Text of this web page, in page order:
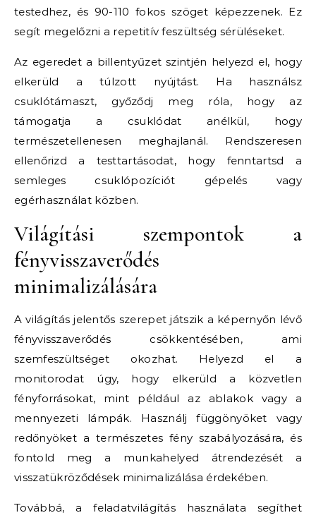
testedhez, és 90-110 fokos szöget képezzenek. Ez
segít megelőzni a repetitív feszültség sérüléseket.
Az egeredet a billentyűzet szintjén helyezd el, hogy
elkerüld a túlzott nyújtást. Ha használsz
csuklótámaszt, győződj meg róla, hogy az
támogatja a csuklódat anélkül, hogy
természetellenesen meghajlanál. Rendszeresen
ellenőrizd a testtartásodat, hogy fenntartsd a
semleges csuklópozíciót gépelés vagy
egérhasználat közben.
Világítási szempontok a
fényvisszaverődés
minimalizálására
A világítás jelentős szerepet játszik a képernyőn lévő
fényvisszaverődés csökkentésében, ami
szemfeszültséget okozhat. Helyezd el a
monitorodat úgy, hogy elkerüld a közvetlen
fényforrásokat, mint például az ablakok vagy a
mennyezeti lámpák. Használj függönyöket vagy
redőnyöket a természetes fény szabályozására, és
fontold meg a munkahelyed átrendezését a
visszatükröződések minimalizálása érdekében.
Továbbá, a feladatvilágítás használata segíthet